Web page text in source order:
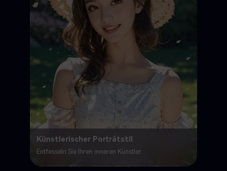
Künstlerischer Porträtstil
Entfesseln Sie Ihren inneren Künstler